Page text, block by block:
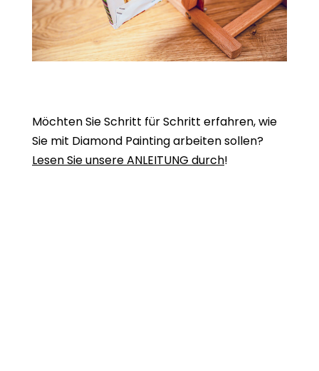
Möchten Sie Schritt für Schritt erfahren, wie
Sie mit Diamond Painting arbeiten sollen?
Lesen Sie unsere ANLEITUNG durch!